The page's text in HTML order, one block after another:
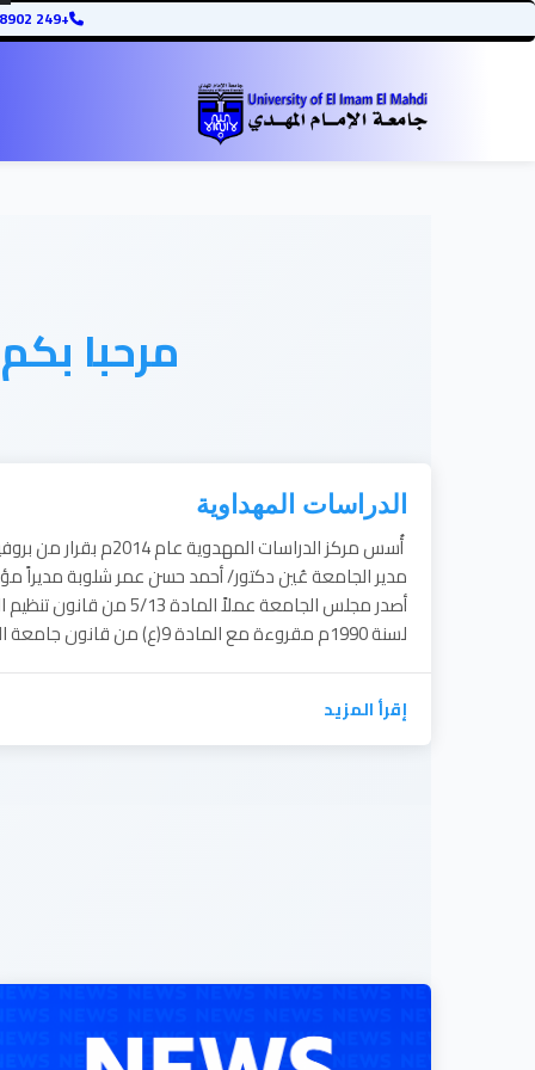
+249 12345678902
مرحبا بكم
الدراسات المهداوية
أُسس مركز الدراسات
مدير الجامعة عُين دكتور/ أحمد حسن عمر شلوبة مديراً
أصدر مجلس الجامعة عملاً
لسنة 1990م مقروءة مع المادة 9(ع) من قانون جامعة الامام المهدي...
إقرأ المزيد